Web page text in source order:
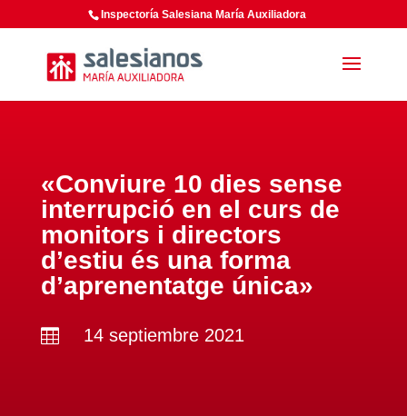
Inspectoría Salesiana María Auxiliadora
«Conviure 10 dies sense
interrupció en el curs de
monitors i directors
d’estiu és una forma
d’aprenentatge única»
 14 septiembre 2021